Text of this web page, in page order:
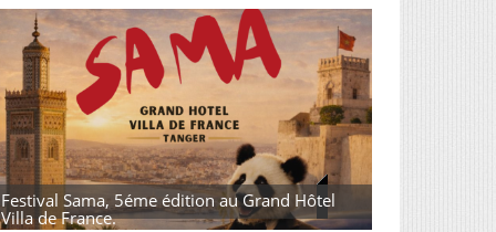
Festival Sama, 5éme édition au Grand Hôtel
Villa de France.